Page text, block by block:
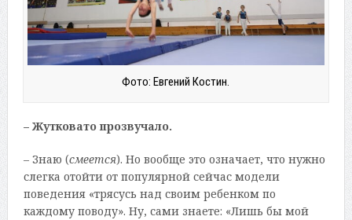
Фото: Евгений Костин.
– Жутковато прозвучало.
– Знаю (смеется). Но вообще это означает, что нужно
слегка отойти от популярной сейчас модели
поведения «трясусь над своим ребенком по
каждому поводу». Ну, сами знаете: «Лишь бы мой